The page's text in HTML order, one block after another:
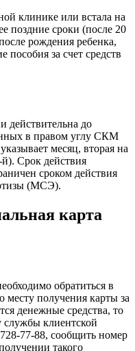
клинике или встала на
поздние сроки (после 20
рождения ребенка,
пособия за счет средств
действительна до
в правом углу СКМ
месяц, вторая на
й). Срок действия
сроком действия
(МСЭ).
карта
обратиться в
получения карты за
денежные средства, то
службы клиентской
77-88, сообщить номер
такого